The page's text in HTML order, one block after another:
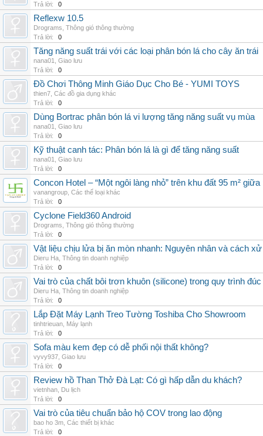
Trả lời:
0
Reflexw 10.5
Drograms Thông gió thông thường
Trả lời:
0
Tăng năng suất trái với các loại phân bón lá cho cây ăn trái
nana01
Giao lưu
Trả lời:
0
Đồ Chơi Thông Minh Giáo Dục Cho Bé - YUMI TOYS
thien7 Các đồ gia dụng khác
Trả lời:
0
Dùng Bortrac phân bón lá vi lượng tăng năng suất vụ mùa
nana01
Giao lưu
Trả lời:
0
Kỹ thuật canh tác: Phân bón lá là gì để tăng năng suất
nana01
Giao lưu
Trả lời:
0
Concon Hotel – “Một ngôi làng nhỏ” trên khu đất 95 m²
vanangroup Các thể loại khác
Trả lời:
0
Cyclone Field360 Android
Drograms Thông gió thông thường
Trả lời:
0
Vật liệu chịu lửa bị ăn mòn nhanh: Nguyên nhân và cách
Dieru Ha Thông tin doanh nghiệp
Trả lời:
0
Vai trò của chất bôi trơn khuôn (silicone) trong quy trình
Dieru Ha Thông tin doanh nghiệp
Trả lời:
0
Lắp Đặt Máy Lạnh Treo Tường Toshiba Cho Showroom
tinhtrieuan Máy lạnh
Trả lời:
0
Sofa màu kem đẹp có dễ phối nội thất không?
vyvy937 Giao lưu
Trả lời:
0
Review hồ Than Thở Đà Lạt: Có gì hấp dẫn du khách?
vietnhan Du lịch
Trả lời:
0
Vai trò của tiêu chuẩn bảo hộ COV trong lao động
bao ho 3m Các thiết bị khác
Trả lời:
0